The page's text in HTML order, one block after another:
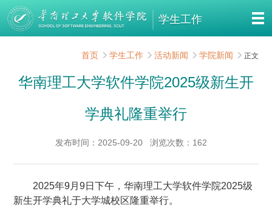
学生工作
首页 学生工作 活动新闻 学院新闻 正文
华南理工大学软件学院2025级新生开
学典礼隆重举行
发布时间：2025-09-20 浏览次数： 162
2025年9月9日下午，华南理工大学软件学院2025级
新生开学典礼于大学城校区隆重举行。